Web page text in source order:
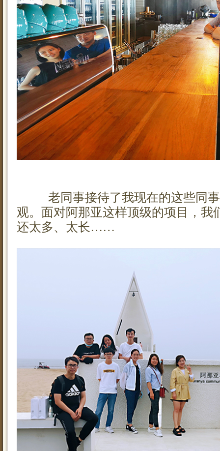
老同事接待了我现在的这些同事
观。面对阿那亚这样顶级的项目，我
还太多、太长……